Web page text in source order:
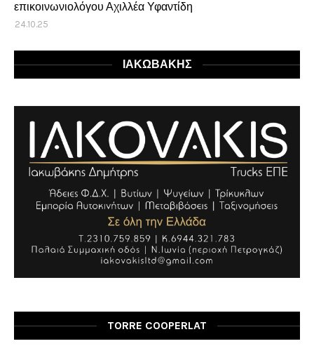
επικοινωνιολόγου Αχιλλέα Υφαντίδη
24.10.25
ΙΑΚΩΒΑΚΗΣ
TORRE COOPERLAT